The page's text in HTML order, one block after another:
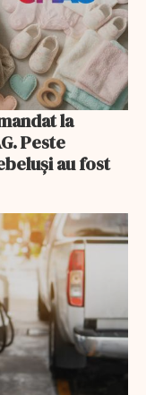
la
Peste
au fost